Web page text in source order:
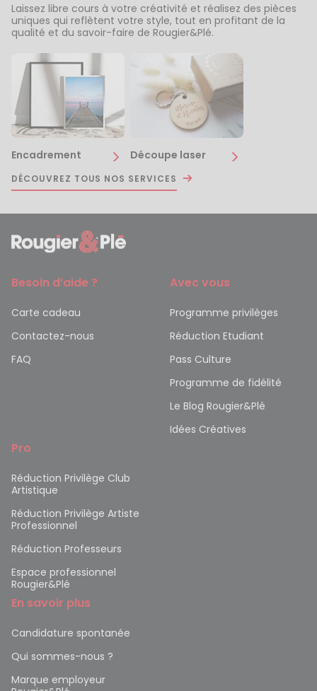
Laissez libre cours à votre créativité et réalisez des pièces
uniques qui reflètent votre style, tout en profitant de la
qualité et du savoir-faire de Rougier&Plé.
Encadrement Découpe laser
DÉCOUVREZ TOUS NOS SERVICES
Besoin d’aide ?
Carte cadeau
Contactez-nous
FAQ
Avec vous
Programme privilèges
Réduction Etudiant
Pass Culture
Programme de fidélité
Le Blog Rougier&Plé
Idées Créatives
Pro
Réduction Privilège Club
Artistique
Réduction Privilège Artiste
Professionnel
Réduction Professeurs
Espace professionnel
Rougier&Plé
En savoir plus
Candidature spontanée
Qui sommes-nous ?
Marque employeur